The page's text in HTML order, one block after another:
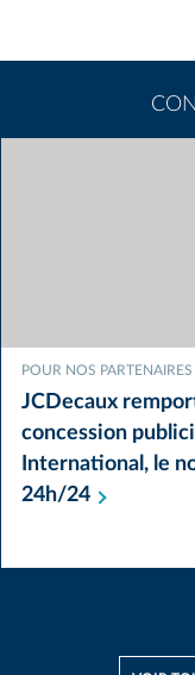
POUR NOS PARTENAIRES
JCDecaux
concession
International, le
24h/24